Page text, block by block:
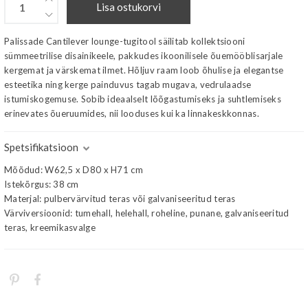
Lisa ostukorvi
Palissade Cantilever lounge-tugitool säilitab kollektsiooni
sümmeetrilise disainikeele, pakkudes ikoonilisele õuemööblisarjale
kergemat ja värskemat ilmet. Hõljuv raam loob õhulise ja elegantse
esteetika ning kerge painduvus tagab mugava, vedrulaadse
istumiskogemuse. Sobib ideaalselt lõõgastumiseks ja suhtlemiseks
erinevates õueruumides, nii looduses kui ka linnakeskkonnas.
Spetsifikatsioon
Mõõdud: W62,5 x D80 x H71 cm
Istekõrgus: 38 cm
Materjal: pulbervärvitud teras või galvaniseeritud teras
Värviversioonid: tumehall, helehall, roheline, punane, galvaniseeritud
teras, kreemikasvalge